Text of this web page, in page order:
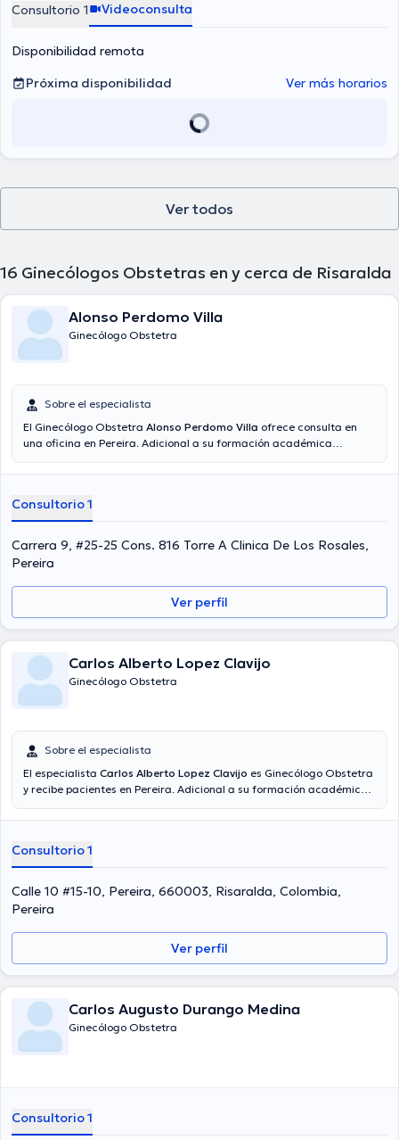
Consultorio 1 Videoconsulta
Disponibilidad remota
Próxima disponibilidad
Ver más horarios
Ver todos
16 Ginecólogos Obstetras en y cerca de Risaralda
Alonso Perdomo Villa
Ginecólogo Obstetra
Sobre el especialista
El Ginecólogo Obstetra Alonso Perdomo Villa ofrece consulta en
una oficina en Pereira. Adicional a su formación académica
especialidad. El Dr. cuenta con muchos años de experiencia laboral
miembro de diversas asociaciones médicas. Alonso Perdomo Villa
ha colaborado en diversas conferencias con miras a tener una
formación continua en su disciplina de especialización y ha
difundido numerosas publicaciones. Por último, el Dr. puede hablar
Español en su consultorio.
Consultorio 1
Carrera 9, #25-25 Cons. 816 Torre A Clinica De Los Rosales,
Pereira
Ver perfil
Carlos Alberto Lopez Clavijo
Ginecólogo Obstetra
Sobre el especialista
El especialista Carlos Alberto Lopez Clavijo es Ginecólogo Obstetra
y recibe pacientes en Pereira. Adicional a su formación académica
especialidad. El Dr. posee años de experiencia laboral en su ámbito
de diversas asociaciones médicas. Carlos Alberto Lopez Clavijo ha
colaborado en diversas conferencias con miras a tener una
formación continua en su campo de especialización y ha difundido
diversas ediciones. Cabe subrayar que, el Dr. puede hablar en
Español.
Consultorio 1
Calle 10 #15-10, Pereira, 660003, Risaralda, Colombia,
Pereira
Ver perfil
Carlos Augusto Durango Medina
Ginecólogo Obstetra
Consultorio 1